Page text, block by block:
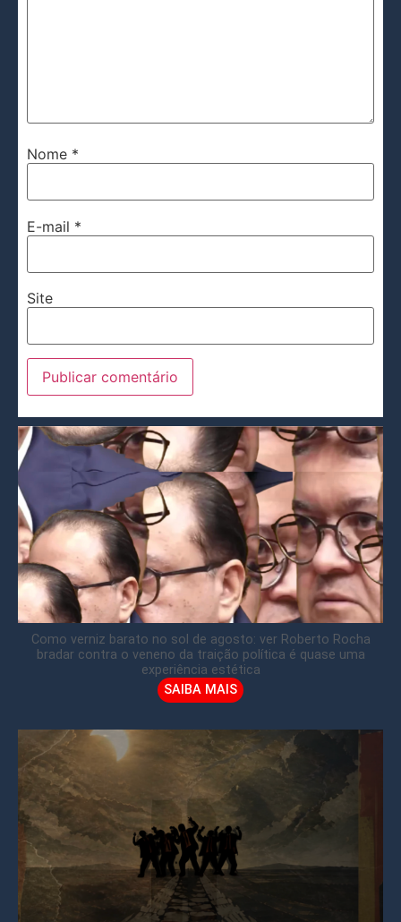
Nome *
E-mail *
Site
Como verniz barato no sol de agosto: ver Roberto Rocha
bradar contra o veneno da traição política é quase uma
experiência estética
SAIBA MAIS